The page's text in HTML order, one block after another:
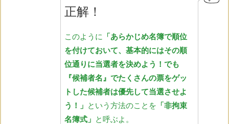
正解！
このように 「あらかじめ名簿で順位
を付けておいて、基本的にはその順
位通りに当選者を決めよう！でも
『候補者名』でたくさんの票をゲッ
トした候補者は優先して当選させよ
う！」 という方法のことを 「非拘束
名簿式」 と呼ぶよ。